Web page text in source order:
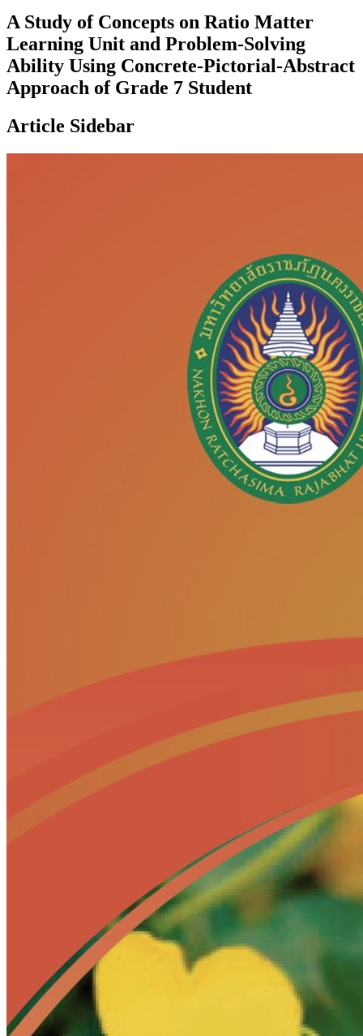
A Study of Concepts on Ratio Matter
Learning Unit and Problem-Solving
Ability Using Concrete-Pictorial-Abstract
Approach of Grade 7 Student
Article Sidebar